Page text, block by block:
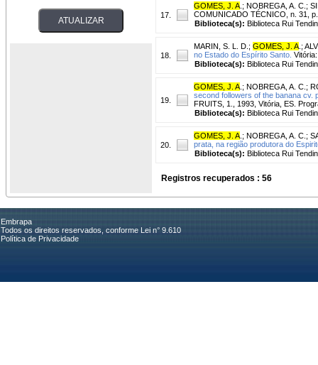
17.
GOMES, J. A ; NOBREGA, A. C. ;
COMUNICADO TÉCNICO, n. 31,
Biblioteca(s): Biblioteca Rui
18.
MARIN, S. L. D. ; GOMES, J. A ;
no Estado do Espírito Santo.
Biblioteca(s): Biblioteca Rui
19.
GOMES, J. A ; NOBREGA, A. C. ;
second followers of the banana cv.
FRUITS, 1., 1993, Vitória, ES.
Biblioteca(s): Biblioteca Rui
20.
GOMES, J. A ; NOBREGA, A. C. ;
prata, na região produtora do
Biblioteca(s): Biblioteca Rui
Registros recuperados : 56
Embrapa
Todos os direitos reservados, conforme Lei n° 9.610
Política de Privacidade